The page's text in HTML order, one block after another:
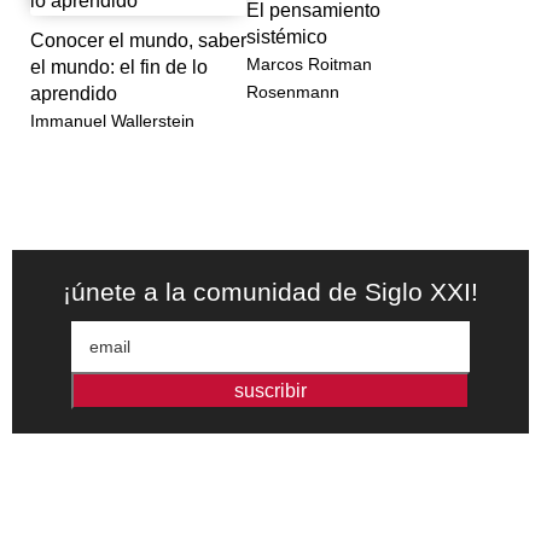
Economía en la Universidad de Ottawa y ha publicado
en Siglo XXI Guerra y globalización. Antes y después
del XI-IX-MMI (2002).
Conocer el mundo, saber
el mundo: el fin de lo
aprendido
Immanuel Wallerstein
El pensamiento
sistémico
Marcos Roitman
Rosenmann
¡únete a la comunidad de Siglo XXI!
suscribir